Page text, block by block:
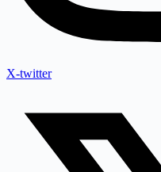
X-twitter